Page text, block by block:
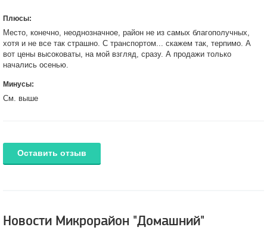
Плюсы:
Место, конечно, неоднозначное, район не из самых благополучных,
хотя и не все так страшно. С транспортом... скажем так, терпимо. А
вот цены высоковаты, на мой взгляд, сразу. А продажи только
начались осенью.
Минусы:
См. выше
Оставить отзыв
Новости Микрорайон "Домашний"